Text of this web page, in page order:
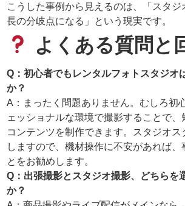
こうした事例から見えるのは、「スタ
長の分岐点になる」という現実です。
よくある質問と
Q：初心者でもレンタルフォトスタジオ
か？
A：まったく問題ありません。むしろ初
ェッショナルな環境で撮影することで、
コンテンツを制作できます。スタジオス
しますので、機材操作に不安があれば、
とをお勧めします。
Q：出張撮影とスタジオ撮影、どちらを
か？